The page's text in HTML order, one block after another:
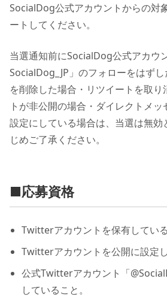
SocialDog公式アカウントからの対
ートしてください。
当選通知前にSocialDog公式アカウ
SocialDog_JP」のフォローをはず
を削除した場合・リツイートを取
トが非公開の場合・ダイレクトメ
設定にしている場合は、当選は無
じめご了承ください。
■応募資格
Twitterアカウントを保有している
Twitterアカウントを公開に設定し
公式Twitterアカウント「
していること。